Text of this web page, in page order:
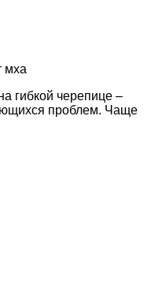
мха
гибкой черепице –
проблем. Чаще